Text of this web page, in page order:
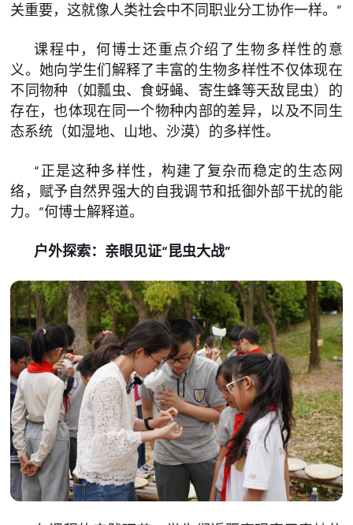
关重要，这就像人类社会中不同职业分工协作一样。”
课程中，何博士还重点介绍了生物多样性的意
义。她向学生们解释了丰富的生物多样性不仅体现在
不同物种（如瓢虫、食蚜蝇、寄生蜂等天敌昆虫）的
存在，也体现在同一个物种内部的差异，以及不同生
态系统（如湿地、山地、沙漠）的多样性。
“正是这种多样性，构建了复杂而稳定的生态网
络，赋予自然界强大的自我调节和抵御外部干扰的能
力。”何博士解释道。
户外探索：亲眼见证“昆虫大战”